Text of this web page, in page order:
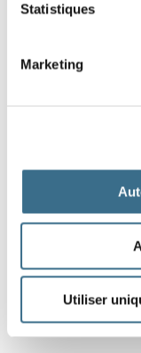
Statistiques
Marketing
Utiliser